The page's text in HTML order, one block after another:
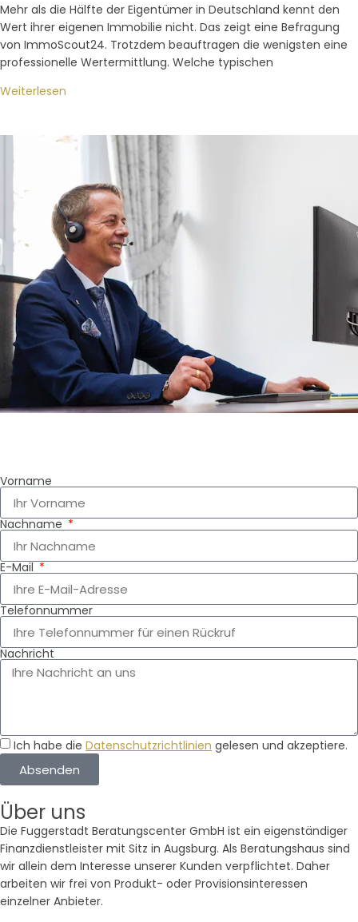
Mehr als die Hälfte der Eigentümer in Deutschland kennt den
Wert ihrer eigenen Immobilie nicht. Das zeigt eine Befragung
von ImmoScout24. Trotzdem beauftragen die wenigsten eine
professionelle Wertermittlung. Welche typischen
Weiterlesen
Vorname
Nachname
E-Mail
Telefonnummer
Nachricht
Ich habe die Datenschutzrichtlinien gelesen und akzeptiere.
Absenden
Über uns
Die Fuggerstadt Beratungscenter GmbH ist ein eigenständiger
Finanzdienstleister mit Sitz in Augsburg. Als Beratungshaus sind
wir allein dem Interesse unserer Kunden verpflichtet. Daher
arbeiten wir frei von Produkt- oder Provisionsinteressen
einzelner Anbieter.